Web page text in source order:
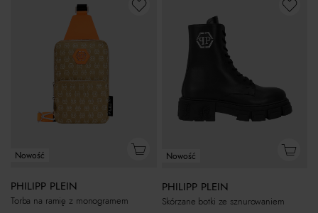
Nowość
PHILIPP PLEIN
Torba na ramię z monogramem
Nowość
PHILIPP PLEIN
Skórzane botki ze sznurowaniem